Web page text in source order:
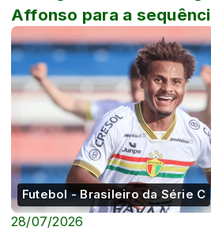
Affonso para a
Futebol - Brasileiro da Série C
28/07/2026